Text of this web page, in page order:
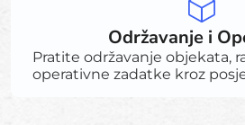
Održavanje i
Pratite održavanje objekata,
operativne zadatke kroz